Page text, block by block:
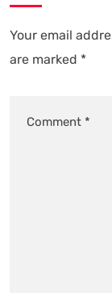
Your email
are marked *